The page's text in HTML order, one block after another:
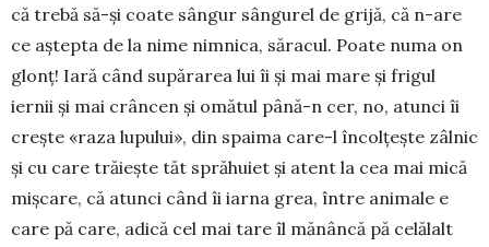
că trebă să-și coate sângur sângurel de grijă, că n-are
ce aștepta de la nime nimnica, săracul. Poate numa on
glonț! Iară când supărarea lui îi și mai mare și frigul
iernii și mai crâncen și omătul până-n cer, no, atunci îi
crește «raza lupului», din spaima care-l încolțește zâlnic
și cu care trăiește tăt sprăhuiet și atent la cea mai mică
mișcare, că atunci când îi iarna grea, între animale e
care pă care, adică cel mai tare îl mănâncă pă celălalt